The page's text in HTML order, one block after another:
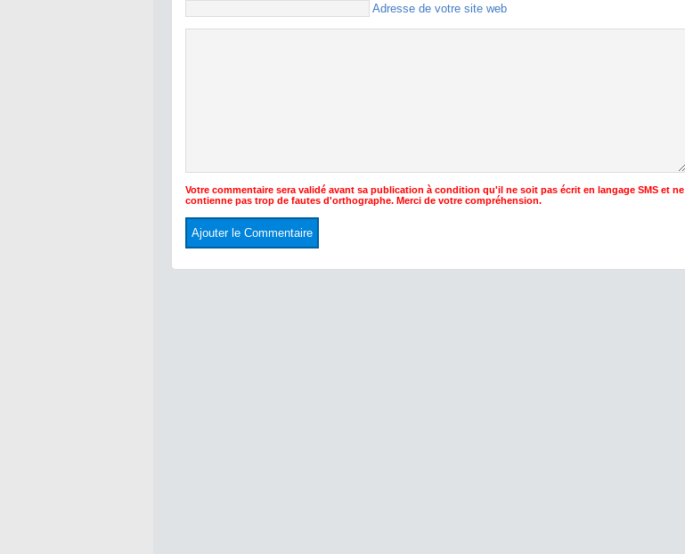
Adresse de votre site web
Votre commentaire sera validé avant sa publication à condition qu'il ne soit pas écrit en langage SMS et ne
contienne pas trop de fautes d'orthographe. Merci de votre compréhension.